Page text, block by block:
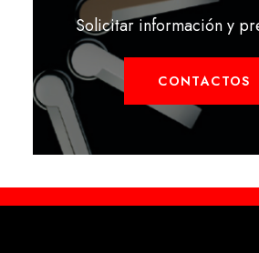
Solicitar información y
CONTACTOS